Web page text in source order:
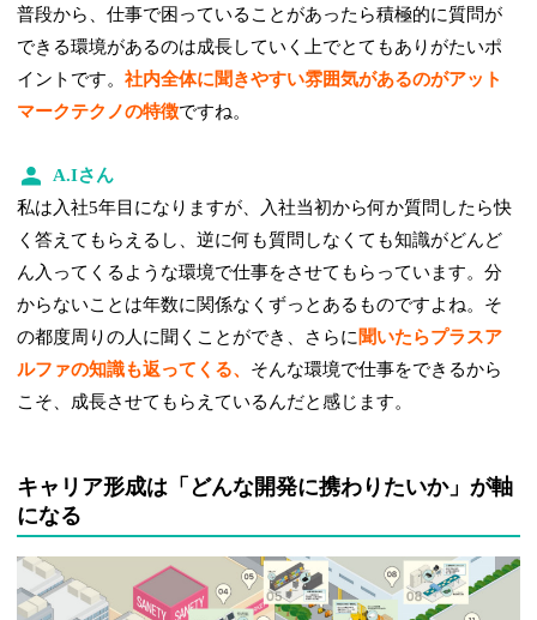
普段から、仕事で困っていることがあったら積極的に質問が
できる環境があるのは成長していく上でとてもありがたいポ
イントです。社内全体に聞きやすい雰囲気があるのがアット
マークテクノの特徴ですね。
A.Iさん
私は入社5年目になりますが、入社当初から何か質問したら快
く答えてもらえるし、逆に何も質問しなくても知識がどんど
ん入ってくるような環境で仕事をさせてもらっています。分
からないことは年数に関係なくずっとあるものですよね。そ
の都度周りの人に聞くことができ、さらに 聞いたらプラスア
ルファの知識も返ってくる、 そんな環境で仕事をできるから
こそ、成長させてもらえているんだと感じます。
キャリア形成は「どんな開発に携わりたいか」が軸
になる